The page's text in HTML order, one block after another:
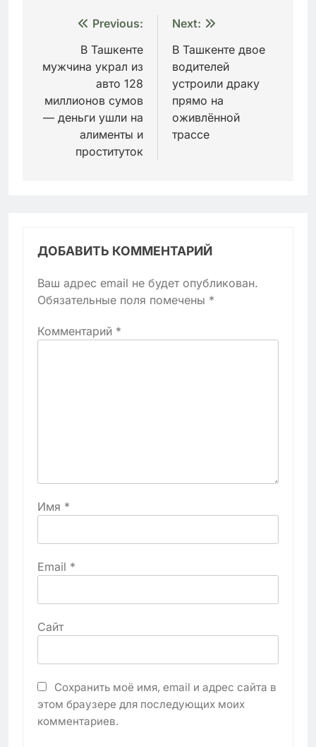
Навигация
записям
Previous:
В Ташкенте
мужчина украл из
авто 128
миллионов сумов
— деньги ушли на
алименты и
проституток
Next:
В Ташкенте двое
водителей
устроили драку
прямо на
оживлённой
трассе
ДОБАВИТЬ КОММЕНТАРИЙ
Ваш адрес email не будет опубликован.
Обязательные поля помечены *
Комментарий *
Имя *
Email *
Сайт
Сохранить моё имя, email и адрес сайта в
этом браузере для последующих моих
комментариев.